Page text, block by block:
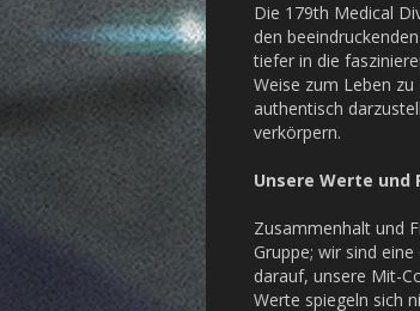
Die 179th Medical
den
tiefer in die
Weise zum Leben
authentisch
verkörpern.
Unsere Werte und
Zusammenhalt und
Gruppe; wir sind
darauf, unsere Mit-
Werte spiegeln sich